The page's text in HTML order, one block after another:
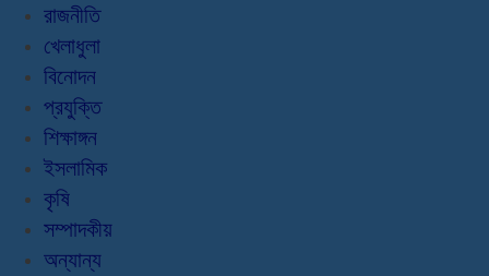
রাজনীতি
খেলাধুলা
বিনোদন
প্রযুক্তি
শিক্ষাঙ্গন
ইসলামিক
কৃষি
সম্পাদকীয়
অন্যান্য